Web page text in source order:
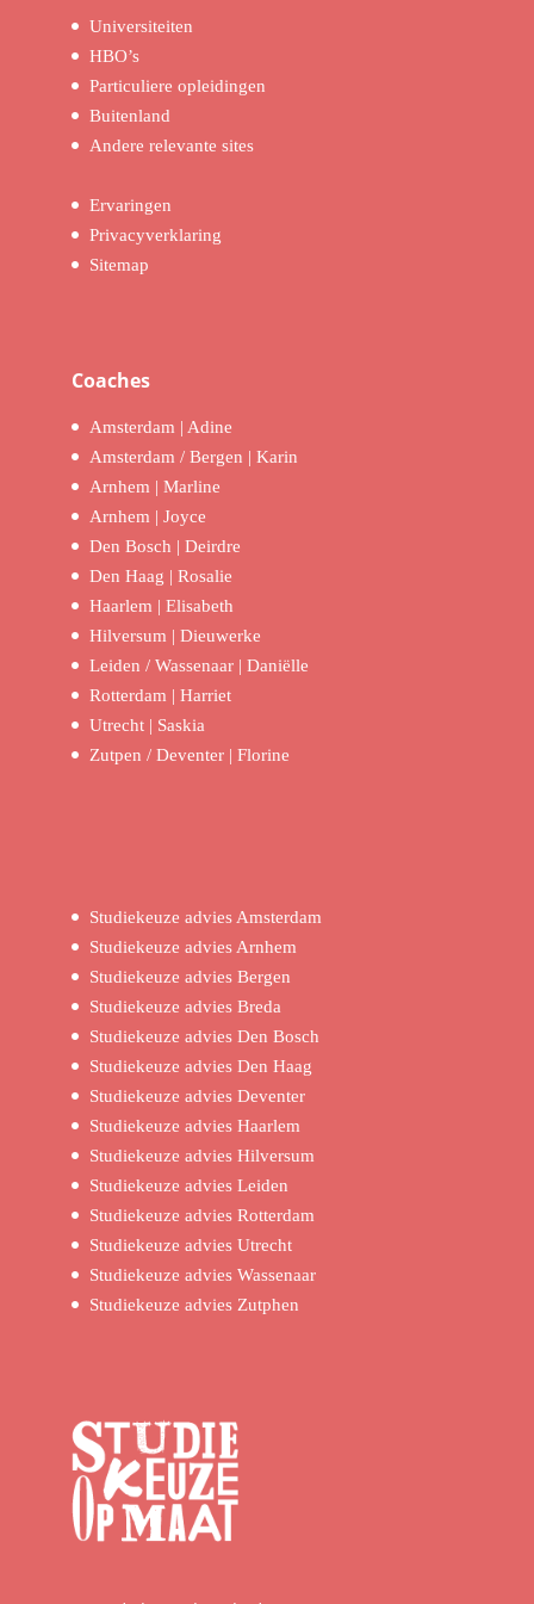
Universiteiten
HBO’s
Particuliere opleidingen
Buitenland
Andere relevante sites
Ervaringen
Privacyverklaring
Sitemap
Coaches
Amsterdam | Adine
Amsterdam / Bergen | Karin
Arnhem | Marline
Arnhem | Joyce
Den Bosch | Deirdre
Den Haag | Rosalie
Haarlem | Elisabeth
Hilversum | Dieuwerke
Leiden / Wassenaar | Daniëlle
Rotterdam | Harriet
Utrecht | Saskia
Zutpen / Deventer | Florine
Studiekeuze advies Amsterdam
Studiekeuze advies Arnhem
Studiekeuze advies Bergen
Studiekeuze advies Breda
Studiekeuze advies Den Bosch
Studiekeuze advies Den Haag
Studiekeuze advies Deventer
Studiekeuze advies Haarlem
Studiekeuze advies Hilversum
Studiekeuze advies Leiden
Studiekeuze advies Rotterdam
Studiekeuze advies Utrecht
Studiekeuze advies Wassenaar
Studiekeuze advies Zutphen